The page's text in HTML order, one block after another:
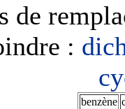
de
:
benzène